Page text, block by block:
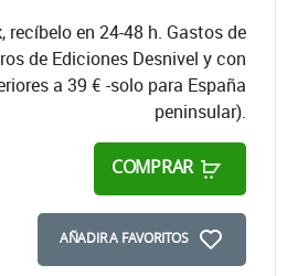
recíbelo en 24-48 h. Gastos de
de Ediciones Desnivel y con
a 39 € -solo para España
peninsular).
COMPRAR
AÑADIR A FAVORITOS